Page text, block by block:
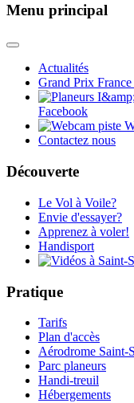
Menu principal
Actualités
Grand Prix
Facebook
Contactez nous
Découverte
Le Vol à Voile?
Envie d'essayer?
Apprenez à voler!
Handisport
Pratique
Tarifs
Plan d'accès
Aérodrome Saint-
Parc planeurs
Handi-treuil
Hébergements